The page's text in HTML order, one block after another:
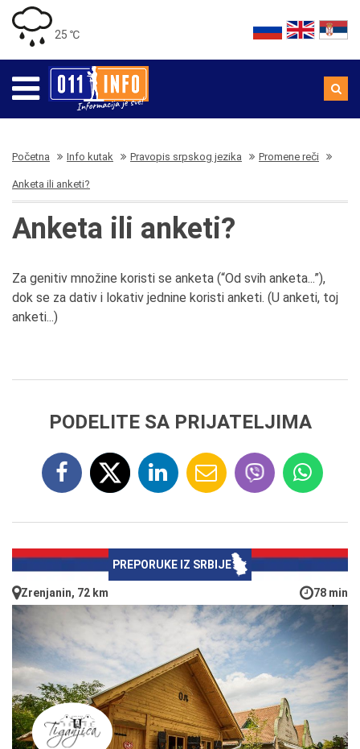
25 ℃
Početna Info kutak Pravopis srpskog jezika Promene reči
Anketa ili anketi?
Anketa ili anketi?
Za genitiv množine koristi se anketa (“Od svih anketa...”),
dok se za dativ i lokativ jednine koristi anketi. (U anketi, toj
anketi...)
PODELITE SA PRIJATELJIMA
PREPORUKE IZ SRBIJE
Zrenjanin, 72 km 78 min